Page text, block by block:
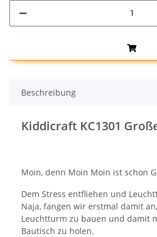
Beschreibung
Kiddicraft KC1301
Moin, denn Moin Moin ist schon
Dem Stress entfliehen und
Naja, fangen wir erstmal damit
Leuchtturm zu bauen und damit
Bautisch zu holen.